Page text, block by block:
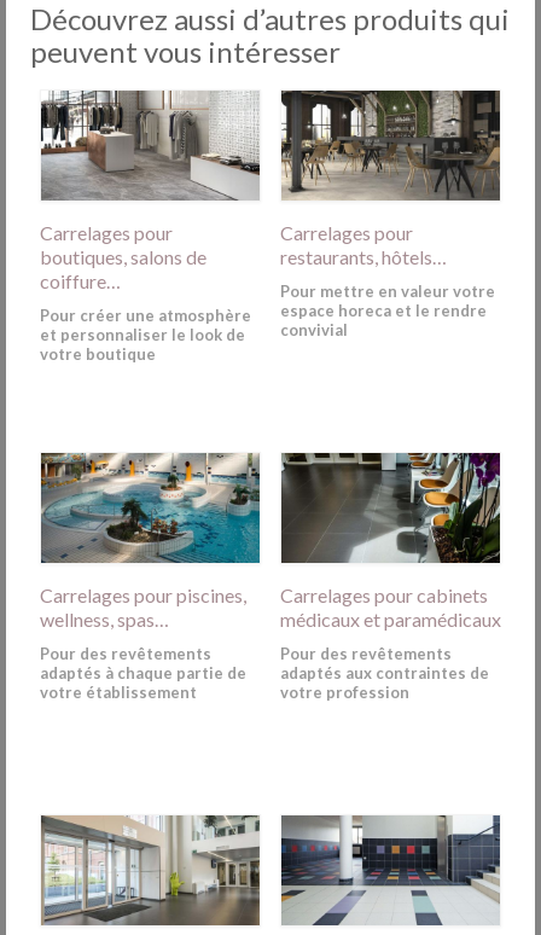
Découvrez aussi d’autres produits qui
peuvent vous intéresser
Carrelages pour
boutiques, salons de
coiffure…
Pour créer une atmosphère
et personnaliser le look de
votre boutique
Carrelages pour
restaurants, hôtels…
Pour mettre en valeur votre
espace horeca et le rendre
convivial
Carrelages pour piscines,
wellness, spas…
Pour des revêtements
adaptés à chaque partie de
votre établissement
Carrelages pour cabinets
médicaux et paramédicaux
Pour des revêtements
adaptés aux contraintes de
votre profession